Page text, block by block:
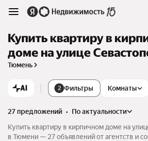
Купить квартиру в
доме на улице
Тюмень
AI 2 Фильтры Комнаты
27 предложений •
по актуальности
Купить квартиру в кирпичном доме на
в Тюмени — 27 объявлений от агентств и